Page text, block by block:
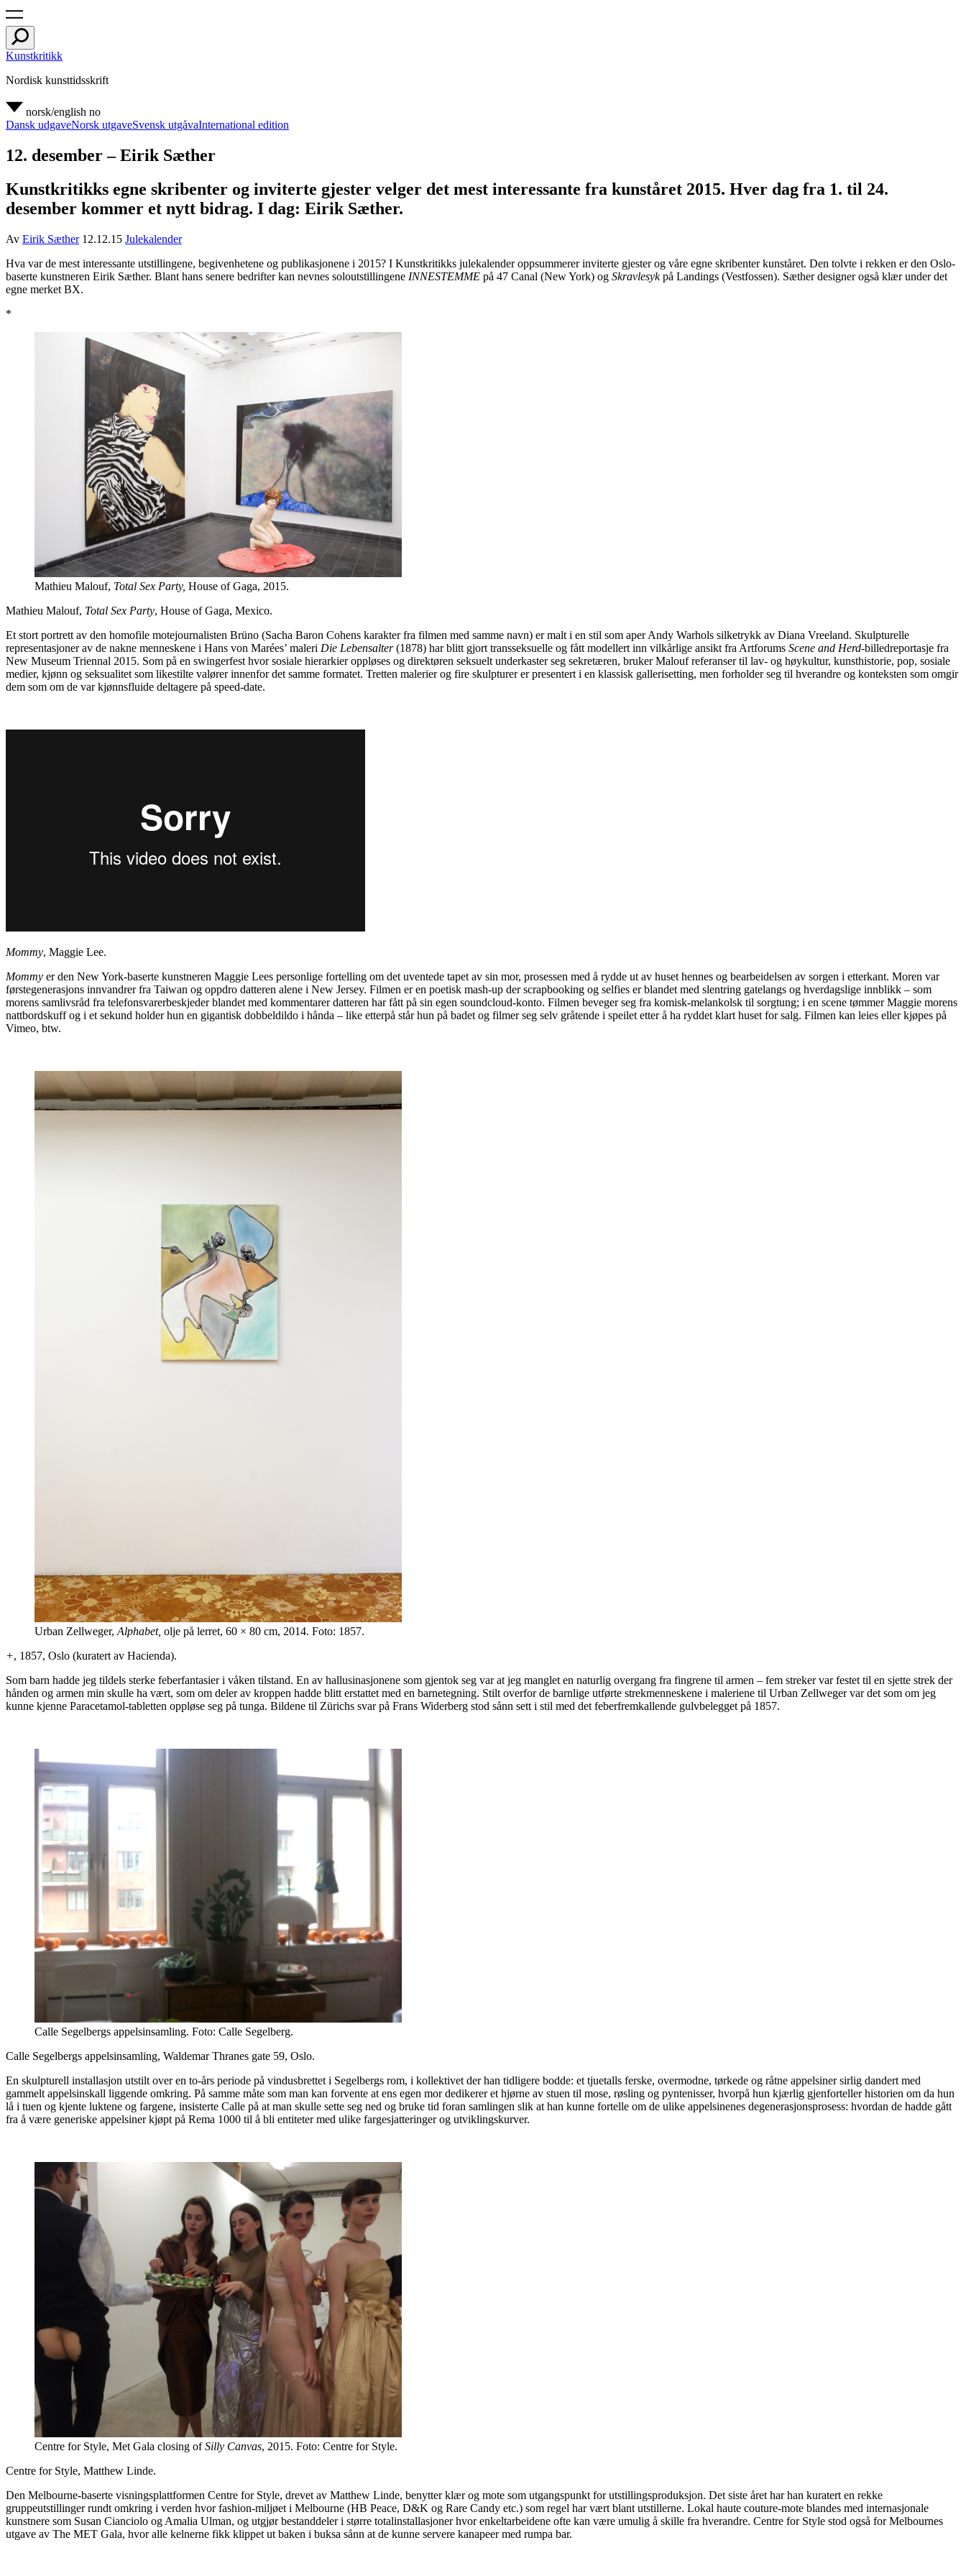
Kunstkritikk
Nordisk kunsttidsskrift
norsk/english no
Dansk udgaveNorsk utgaveSvensk utgåvaInternational edition
12. desember – Eirik Sæther
Kunstkritikks egne skribenter og inviterte gjester velger det mest interessante fra kunståret 2015. Hver dag fra 1. til 24.
desember kommer et nytt bidrag. I dag: Eirik Sæther.
Av Eirik Sæther 12.12.15 Julekalender
Hva var de mest interessante utstillingene, begivenhetene og publikasjonene i 2015? I Kunstkritikks julekalender oppsummerer inviterte gjester og våre egne skribenter kunståret. Den tolvte i rekken er den Oslo-
baserte kunstneren Eirik Sæther. Blant hans senere bedrifter kan nevnes soloutstillingene INNESTEMME på 47 Canal (New York) og Skravlesykpå Landings (Vestfossen). Sæther designer også klær under det
egne merket BX.
*
Mathieu Malouf, Total Sex Party, House of Gaga, 2015.
Mathieu Malouf, Total Sex Party, House of Gaga, Mexico.
Et stort portrett av den homofile motejournalisten Brüno (Sacha Baron Cohens karakter fra filmen med samme navn) er malt i en stil som aper Andy Warhols silketrykk av Diana Vreeland. Skulpturelle
representasjoner av de nakne menneskene i Hans von Marées’ maleri Die Lebensalter(1878) har blitt gjort transseksuelle og fått modellert inn vilkårlige ansikt fra Artforums Scene and Herd-billedreportasje fra
New Museum Triennal 2015. Som på en swingerfest hvor sosiale hierarkier oppløses og direktøren seksuelt underkaster seg sekretæren, bruker Malouf referanser til lav- og høykultur, kunsthistorie, pop, sosiale
medier, kjønn og seksualitet som likestilte valører innenfor det samme formatet. Tretten malerier og fire skulpturer er presentert i en klassisk gallerisetting, men forholder seg til hverandre og konteksten som omgir
dem som om de var kjønnsfluide deltagere på speed-date.
Mommy, Maggie Lee.
Mommy er den New York-baserte kunstneren Maggie Lees personlige fortelling om det uventede tapet av sin mor, prosessen med å rydde ut av huset hennes og bearbeidelsen av sorgen i etterkant. Moren var
førstegenerasjons innvandrer fra Taiwan og oppdro datteren alene i New Jersey. Filmen er en poetisk mash-up der scrapbooking og selfies er blandet med slentring gatelangs og hverdagslige innblikk – som
morens samlivsråd fra telefonsvarerbeskjeder blandet med kommentarer datteren har fått på sin egen soundcloud-konto. Filmen beveger seg fra komisk-melankolsk til sorgtung; i en scene tømmer Maggie morens
nattbordskuff og i et sekund holder hun en gigantisk dobbeldildo i hånda – like etterpå står hun på badet og filmer seg selv gråtende i speilet etter å ha ryddet klart huset for salg. Filmen kan leies eller kjøpes på
Vimeo, btw.
Urban Zellweger, Alphabet, olje på lerret, 60 × 80 cm, 2014. Foto: 1857.
+, 1857, Oslo (kuratert av Hacienda).
Som barn hadde jeg tildels sterke feberfantasier i våken tilstand. En av hallusinasjonene som gjentok seg var at jeg manglet en naturlig overgang fra fingrene til armen – fem streker var festet til en sjette strek der
hånden og armen min skulle ha vært, som om deler av kroppen hadde blitt erstattet med en barnetegning. Stilt overfor de barnlige utførte strekmenneskene i maleriene til Urban Zellweger var det som om jeg
kunne kjenne Paracetamol-tabletten oppløse seg på tunga. Bildene til Zürichs svar på Frans Widerberg stod sånn sett i stil med det feberfremkallende gulvbelegget på 1857.
Calle Segelbergs appelsinsamling. Foto: Calle Segelberg.
Calle Segelbergs appelsinsamling, Waldemar Thranes gate 59, Oslo.
En skulpturell installasjon utstilt over en to-års periode på vindusbrettet i Segelbergs rom, i kollektivet der han tidligere bodde: et tjuetalls ferske, overmodne, tørkede og råtne appelsiner sirlig dandert med
gammelt appelsinskall liggende omkring. På samme måte som man kan forvente at ens egen mor dedikerer et hjørne av stuen til mose, røsling og pyntenisser, hvorpå hun kjærlig gjenforteller historien om da hun
lå i tuen og kjente luktene og fargene, insisterte Calle på at man skulle sette seg ned og bruke tid foran samlingen slik at han kunne fortelle om de ulike appelsinenes degenerasjonsprosess: hvordan de hadde gått
fra å være generiske appelsiner kjøpt på Rema 1000 til å bli entiteter med ulike fargesjatteringer og utviklingskurver.
Centre for Style, Met Gala closing ofSilly Canvas, 2015. Foto: Centre for Style.
Centre for Style, Matthew Linde.
Den Melbourne-baserte visningsplattformen Centre for Style, drevet av Matthew Linde, benytter klær og mote som utgangspunkt for utstillingsproduksjon. Det siste året har han kuratert en rekke
gruppeutstillinger rundt omkring i verden hvor fashion-miljøet i Melbourne (HB Peace, D&K og Rare Candy etc.) som regel har vært blant utstillerne. Lokal haute couture-mote blandes med internasjonale
kunstnere som Susan Cianciolo og Amalia Ulman, og utgjør bestanddeler i større totalinstallasjoner hvor enkeltarbeidene ofte kan være umulig å skille fra hverandre. Centre for Style stod også for Melbournes
utgave av The MET Gala, hvor alle kelnerne fikk klippet ut baken i buksa sånn at de kunne servere kanapeer med rumpa bar.